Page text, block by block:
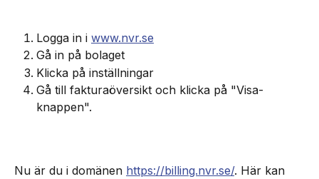
Logga in i www.nvr.se
Gå in på bolaget
Klicka på inställningar
Gå till fakturaöversikt och klicka på "Visa-
knappen".
Nu är du i domänen https://billing.nvr.se/. Här kan